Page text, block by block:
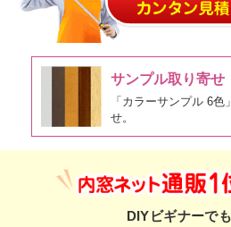
サンプル取り寄せ
「カラーサンプル 6
せ。
DIYビギナーで